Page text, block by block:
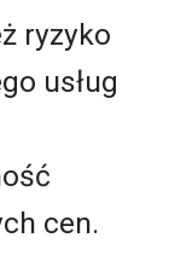
ryzyko
usług
cen.